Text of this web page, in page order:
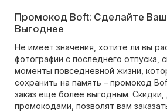
Промокод Boft: Сделайте
Выгоднее
Не имеет значения, хотите ли вы
фотографии с последнего отпуска,
моменты повседневной жизни,
сохранить на память – промокод
заказ еще более выгодным. Скидки,
промокодами, позволят вам